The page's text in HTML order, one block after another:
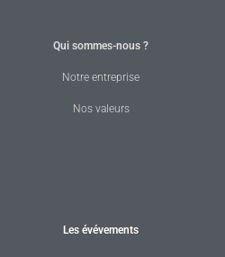
Qui sommes-nous ?
Notre entreprise
Nos valeurs
Les évévements